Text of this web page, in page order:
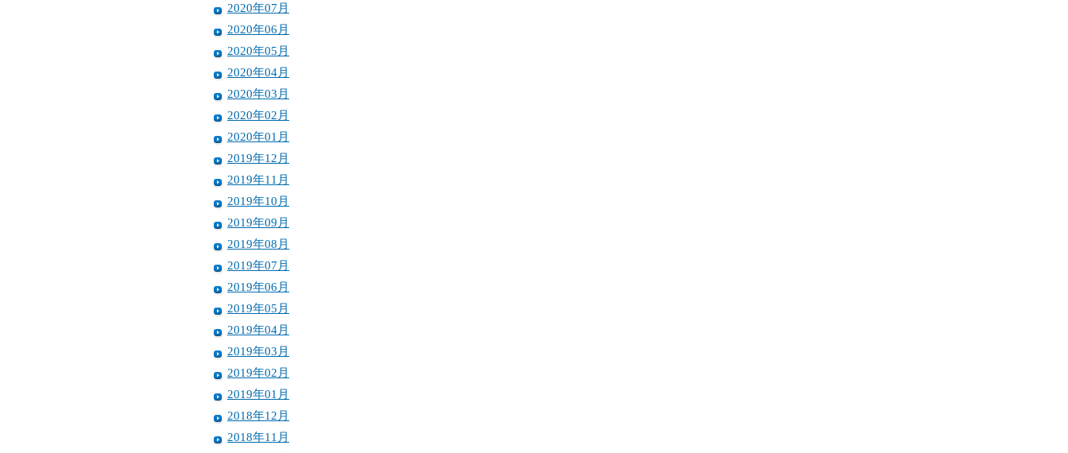
2020年07月
2020年06月
2020年05月
2020年04月
2020年03月
2020年02月
2020年01月
2019年12月
2019年11月
2019年10月
2019年09月
2019年08月
2019年07月
2019年06月
2019年05月
2019年04月
2019年03月
2019年02月
2019年01月
2018年12月
2018年11月